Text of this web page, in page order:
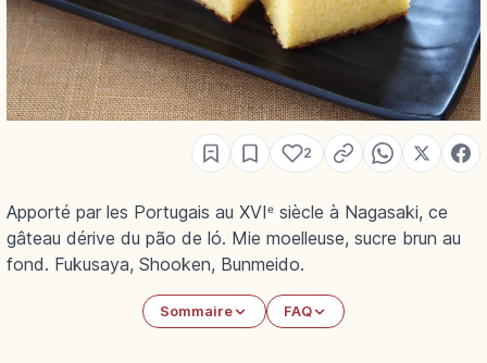
2
Apporté par les Portugais au XVIᵉ siècle à Nagasaki, ce
gâteau dérive du pão de ló. Mie moelleuse, sucre brun au
fond. Fukusaya, Shooken, Bunmeido.
Sommaire FAQ